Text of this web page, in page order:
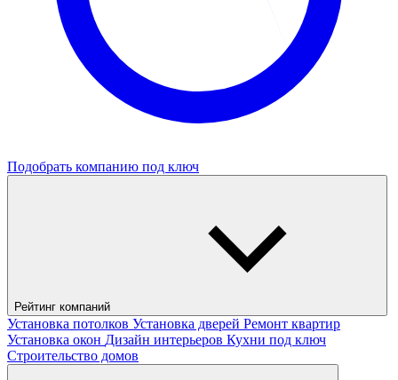
Подобрать компанию под ключ
Рейтинг компаний
Установка потолков Установка дверей Ремонт квартир
Установка окон Дизайн интерьеров Кухни под ключ
Строительство домов